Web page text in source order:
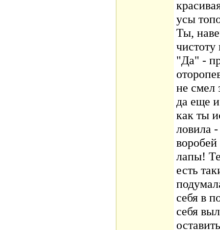
усы
Ты,
"Да" -
не смел
да еще
как ты
ловила
лапы!
есть
себя в
себя